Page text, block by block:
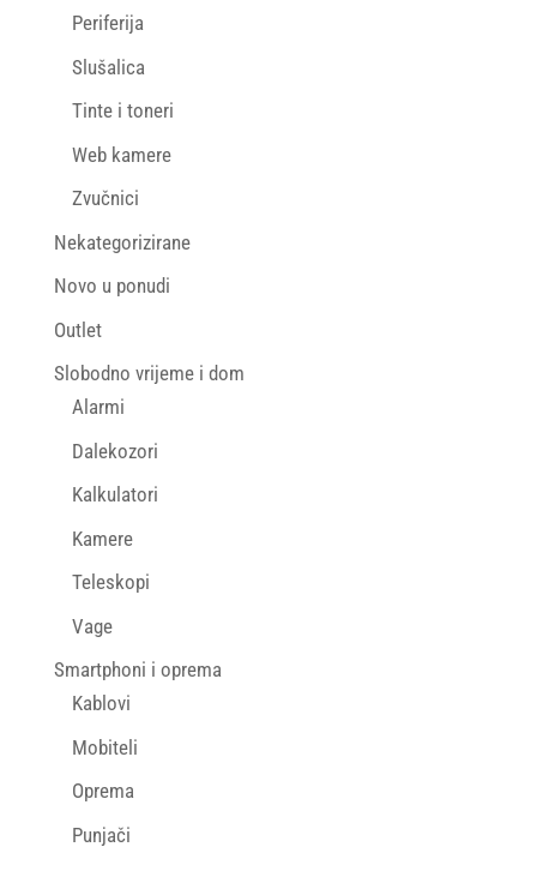
Periferija
Slušalica
Tinte i toneri
Web kamere
Zvučnici
Nekategorizirane
Novo u ponudi
Outlet
Slobodno vrijeme i dom
Alarmi
Dalekozori
Kalkulatori
Kamere
Teleskopi
Vage
Smartphoni i oprema
Kablovi
Mobiteli
Oprema
Punjači